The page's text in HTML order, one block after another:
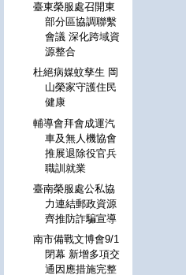
臺東榮服處召開東
部分區協調聯繫
會議 深化跨域資
源整合
杜絕病媒蚊孳生 岡
山榮家守護住民
健康
輔導會拜會成運汽
車及無人機協會
推展退除役官兵
職訓就業
臺南榮服處公私協
力連結郵政資源
齊推防詐騙宣導
南市備戰文博會9/1
閉幕 新增多項交
通因應措施完整